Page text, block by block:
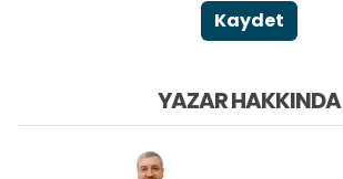
Kaydet
YAZAR HAKKINDA